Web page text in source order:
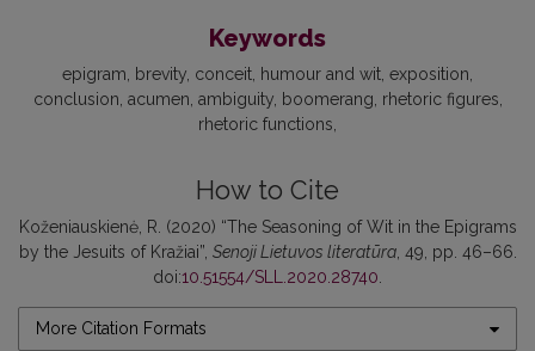
Keywords
epigram brevity conceit humour and wit exposition
conclusion acumen ambiguity boomerang rhetoric figures
rhetoric functions
How to Cite
Koženiauskienė, R. (2020) “The Seasoning of Wit in the Epigrams
by the Jesuits of Kražiai”, Senoji Lietuvos literatūra, 49, pp. 46–66.
doi:10.51554/SLL.2020.28740.
More Citation Formats